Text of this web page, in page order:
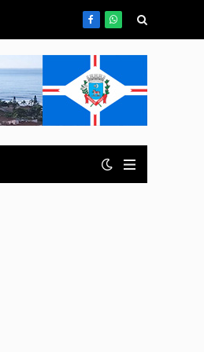
FacebookWhatsApp